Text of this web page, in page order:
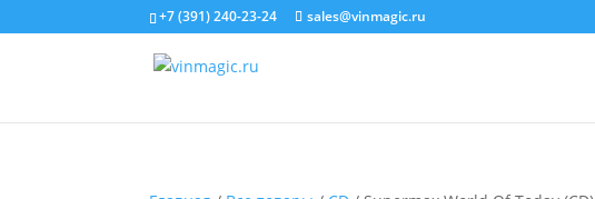
+7 (391) 240-23-24 sales@vinmagic.ru